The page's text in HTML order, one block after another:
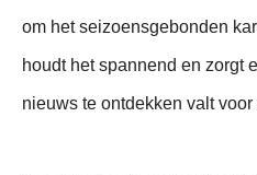
om het seizoensgebonden
houdt het spannend en zorgt
nieuws te ontdekken valt